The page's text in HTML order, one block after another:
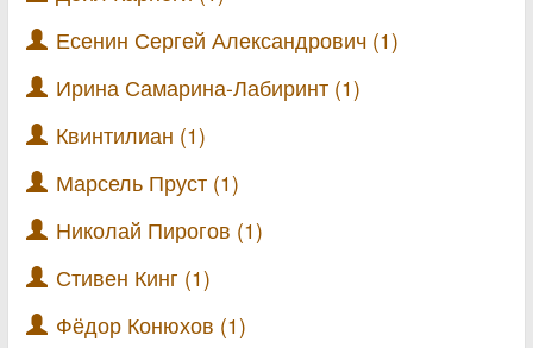
Есенин Сергей Александрович (1)
Ирина Самарина-Лабиринт (1)
Квинтилиан (1)
Марсель Пруст (1)
Николай Пирогов (1)
Стивен Кинг (1)
Фёдор Конюхов (1)